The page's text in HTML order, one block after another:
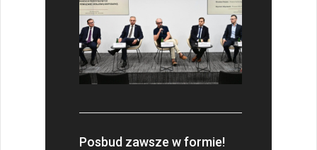
Posbud zawsze w formie!